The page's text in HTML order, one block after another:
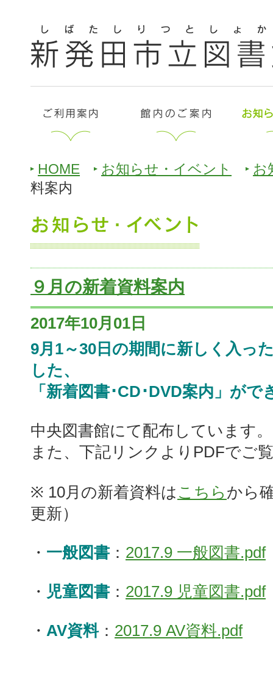
HOME お知らせ・イベント
お
料案内
９月の新着資料案内
2017年10月01日
9月1～30日の期間に新しく入っ
した、
「新着図書･CD･DVD案内」がで
中央図書館にて配布しています。
また、下記リンクよりPDFでご
※ 10月の新着資料は こちら から
更新）
・ 一般図書 ： 2017.9 一般図書.pdf
・ 児童図書 ： 2017.9 児童図書.pdf
・ AV資料： 2017.9 AV資料.pdf